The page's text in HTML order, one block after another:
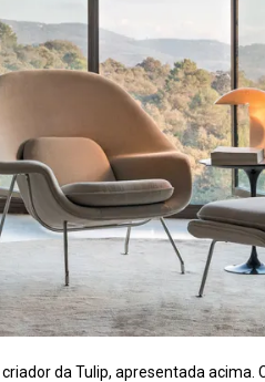
da Tulip, apresentada acima.